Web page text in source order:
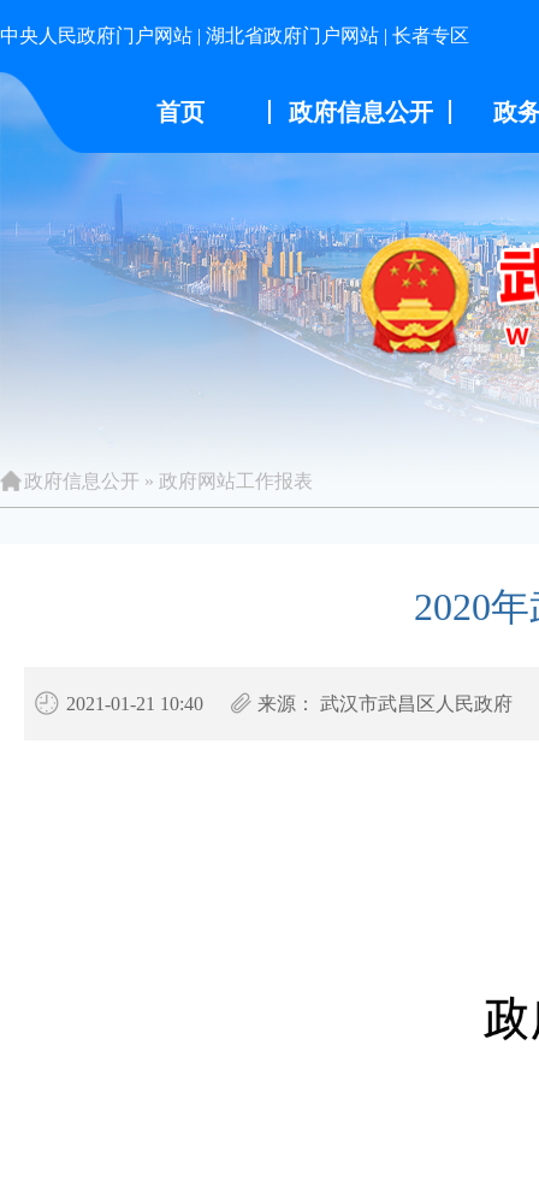
中央人民政府门户网站 | 湖北省政府门户网站 | 长者专区
首页 政府信息公开 政
政府信息公开 » 政府网站工作报表
2020
2021-01-21 10:40 来源： 武汉市武昌区人民政府